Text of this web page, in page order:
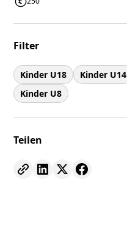
Filter
Kinder U18 Kinder U14
Kinder U8
Teilen